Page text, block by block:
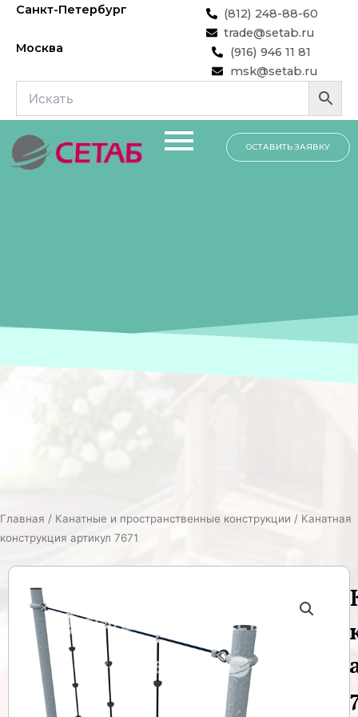
Перейти
содержимому
Санкт-Петербург
(812) 248-88-60
trade@setab.ru
Москва
(916) 946 11 81
msk@setab.ru
ОСТАВИТЬ ЗАЯВКУ
Главная / Канатные и пространственные конструкции / Канатная
конструкция артикул 7671